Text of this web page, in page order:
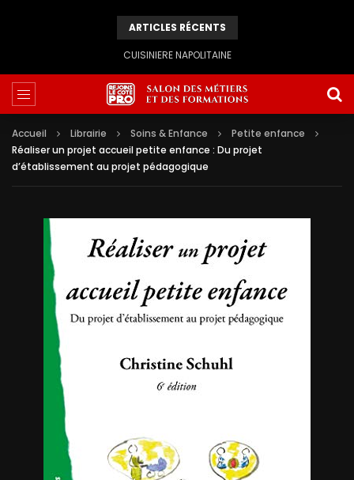
ARTICLES RÉCENTS
CUISINIERE NAPOLITAINE
Accueil Librairie Soins & Enfance
Petite enfance
Réaliser un projet accueil petite enfance : Du projet
d’établissement au projet pédagogique